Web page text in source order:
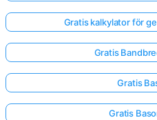
Gratis kalkylator för
Gratis
Gratis
Gratis